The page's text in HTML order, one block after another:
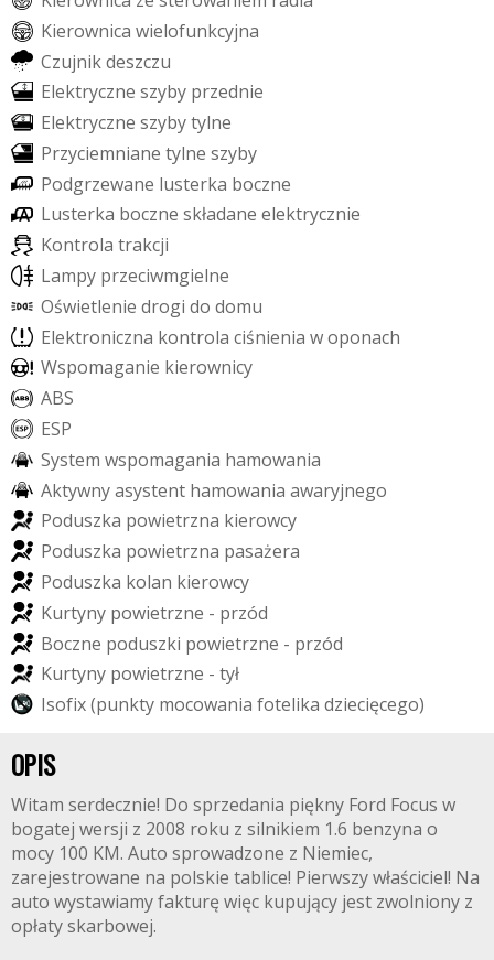
Kierownica wielofunkcyjna
Czujnikdeszczu
Elektryczne szyby przednie
Elektryczne szybytylne
Przyciemniane tylne szyby
Podgrzewane lusterka boczne
Lusterka boczne składane elektrycznie
Kontrola trakcji
Lampy przeciwmgielne
Oświetlenie drogi do domu
Elektroniczna kontrola ciśnienia woponach
Wspomaganie kierownicy
ABS
ESP
System wspomagania hamowania
Aktywnyasystent hamowania awaryjnego
Poduszka powietrzna kierowcy
Poduszka powietrzna pasażera
Poduszka kolan kierowcy
Kurtyny powietrzne - przód
Boczne poduszki powietrzne - przód
Kurtyny powietrzne - tył
Isofix(punkty mocowania fotelika dziecięcego)
OPIS
Witam serdecznie! Do sprzedania piękny Ford Focus w
bogatej wersji z 2008 roku z silnikiem 1.6 benzyna o
mocy 100 KM. Auto sprowadzone z Niemiec,
zarejestrowane na polskie tablice! Pierwszy właściciel! Na
auto wystawiamy fakturę więc kupujący jest zwolniony z
opłaty skarbowej.